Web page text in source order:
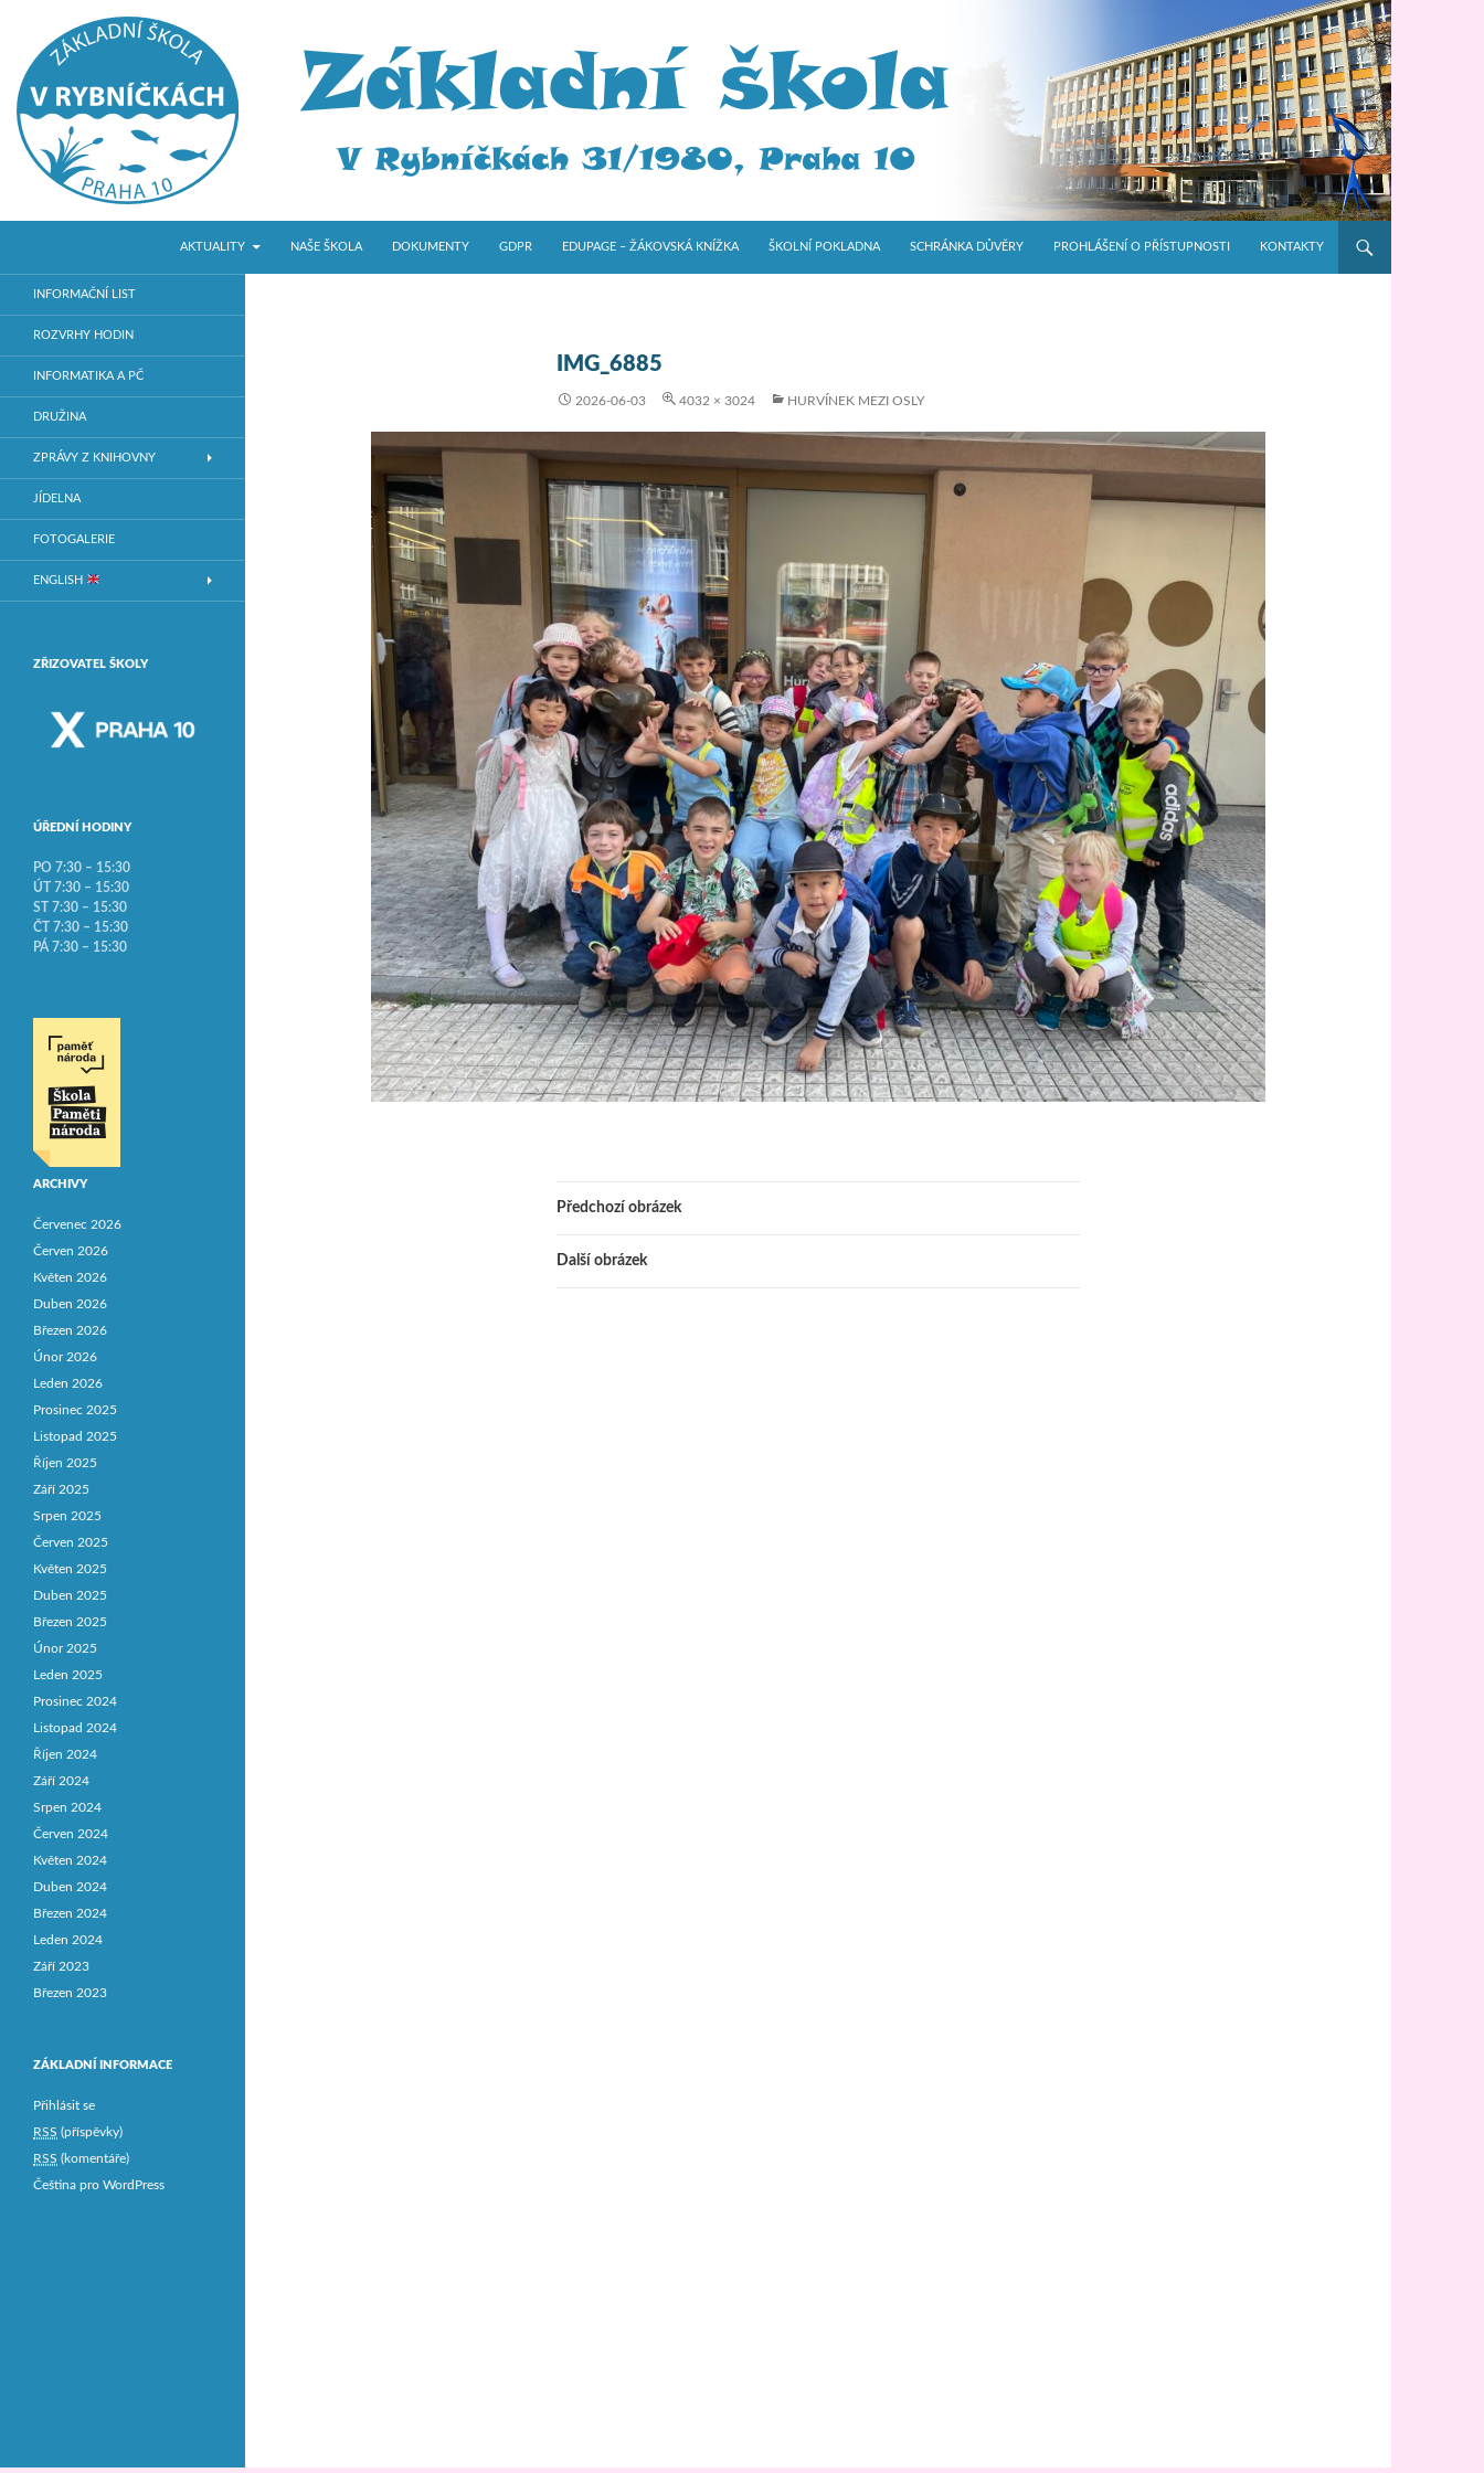
ZŠ V RybníčkáchAKTUALITY
NAŠE ŠKOLA DOKUMENTY GDPR EDUPAGE – ŽÁKOVSKÁ KNÍŽKA ŠKOLNÍ POKLADNA SCHRÁNKA DŮVĚRY PROHLÁŠENÍ O PŘÍSTUPNOSTI KONTAKTY
IMG_6885
2026-06-03 4032 × 3024 HURVÍNEK MEZI OSLY
Předchozí obrázek
Další obrázek
Základní škola v Praze 10
INFORMAČNÍ LIST
ROZVRHY HODIN
INFORMATIKA A PČ
DRUŽINA
ZPRÁVY Z KNIHOVNY
JÍDELNA
FOTOGALERIE
ENGLISH
ZŘIZOVATEL ŠKOLY
ÚŘEDNÍ HODINY
PO 7:30 – 15:30
ÚT 7:30 – 15:30
ST 7:30 – 15:30
ČT 7:30 – 15:30
PÁ 7:30 – 15:30
ARCHIVY
Červenec 2026
Červen 2026
Květen 2026
Duben 2026
Březen 2026
Únor 2026
Leden 2026
Prosinec 2025
Listopad 2025
Říjen 2025
Září 2025
Srpen 2025
Červen 2025
Květen 2025
Duben 2025
Březen 2025
Únor 2025
Leden 2025
Prosinec 2024
Listopad 2024
Říjen 2024
Září 2024
Srpen 2024
Červen 2024
Květen 2024
Duben 2024
Březen 2024
Leden 2024
Září 2023
Březen 2023
ZÁKLADNÍ INFORMACE
Přihlásit se
RSS (příspěvky)
RSS (komentáře)
Čeština pro WordPress